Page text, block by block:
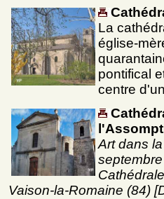
La
église-
pontifical
centre
Art dans
Vaison-la-Romaine (84)